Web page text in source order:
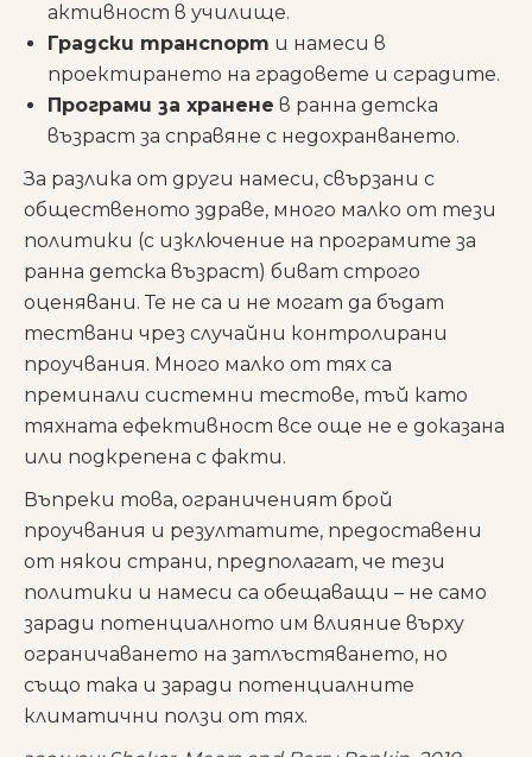
активност в училище.
Градски транспорт и намеси в
проектирането на градовете и сградите.
Програми за хранене в ранна детска
възраст за справяне с недохранването.
За разлика от други намеси, свързани с
общественото здраве, много малко от тези
политики (с изключение на програмите за
ранна детска възраст) биват строго
оценявани. Те не са и не могат да бъдат
тествани чрез случайни контролирани
проучвания. Много малко от тях са
преминали системни тестове, тъй като
тяхната ефективност все още не е доказана
или подкрепена с факти.
Въпреки това, ограниченият брой
проучвания и резултатите, предоставени
от някои страни, предполагат, че тези
политики и намеси са обещаващи – не само
заради потенциалното им влияние върху
ограничаването на затлъстяването, но
също така и заради потенциалните
климатични ползи от тях.